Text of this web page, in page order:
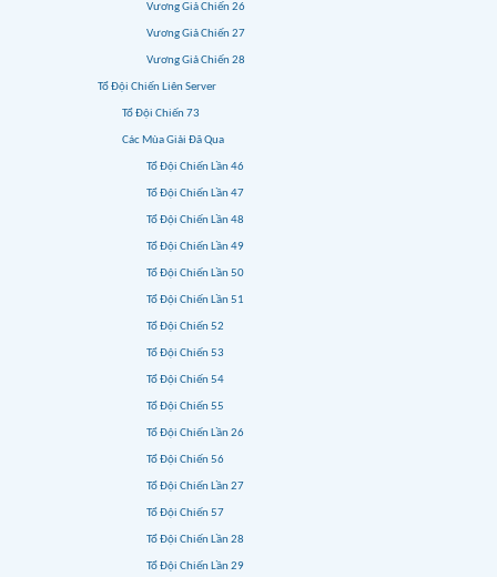
Vương Giả Chiến 26
Vương Giả Chiến 27
Vương Giả Chiến 28
Tổ Đội Chiến Liên Server
Tổ Đội Chiến 73
Các Mùa Giải Đã Qua
Tổ Đội Chiến Lần 46
Tổ Đội Chiến Lần 47
Tổ Đội Chiến Lần 48
Tổ Đội Chiến Lần 49
Tổ Đội Chiến Lần 50
Tổ Đội Chiến Lần 51
Tổ Đội Chiến 52
Tổ Đội Chiến 53
Tổ Đội Chiến 54
Tổ Đội Chiến 55
Tổ Đội Chiến Lần 26
Tổ Đội Chiến 56
Tổ Đội Chiến Lần 27
Tổ Đội Chiến 57
Tổ Đội Chiến Lần 28
Tổ Đội Chiến Lần 29